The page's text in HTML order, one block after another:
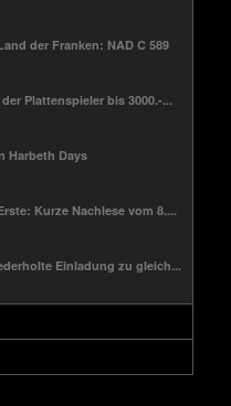
der Franken: NAD C 589
Plattenspieler bis 3000.-...
Harbeth Days
Kurze Nachlese vom 8....
Einladung zu gleich...